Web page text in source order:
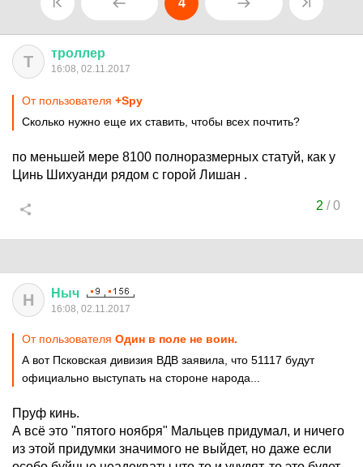
4
Т троллер
16:08, 02.11.2017
От пользователя +Spy
Сколько нужно еще их ставить, чтобы всех почтить?
по меньшей мере 8100 полноразмерных статуй, как у
Цинь Шихуанди рядом с горой Лишан .
2 /0
Н Ныч
16:08, 02.11.2017
От пользователя Один в поле не воин.
А вот Псковская дивизия ВДВ заявила, что 51117 будут
официально выступать на стороне народа...
Пруф кинь.
А всё это "пятого ноября" Мальцев придумал, и ничего
из этой придумки значимого не выйдет, но даже если